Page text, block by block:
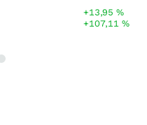
+13,95%
+107,11 %